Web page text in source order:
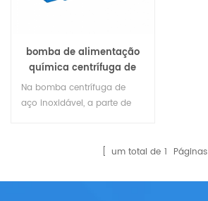
bomba de alimentação
química centrífuga de
aço inoxidável
Na bomba centrífuga de
aço inoxidável, a parte de
ácido orgânico, compostos
com boa resistência à
um total de 1 Páginas